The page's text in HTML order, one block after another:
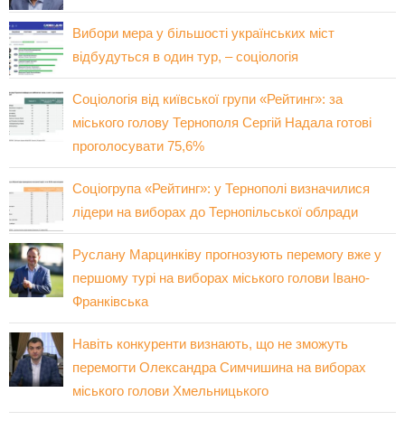
Вибори мера у більшості українських міст
відбудуться в один тур, – соціологія
Соціологія від київської групи «Рейтинг»: за
міського голову Тернополя Сергій Надала готові
проголосувати 75,6%
Соціогрупа «Рейтинг»: у Тернополі визначилися
лідери на виборах до Тернопільської облради
Руслану Марцинківу прогнозують перемогу вже у
першому турі на виборах міського голови Івано-
Франківська
Навіть конкуренти визнають, що не зможуть
перемогти Олександра Симчишина на виборах
міського голови Хмельницького